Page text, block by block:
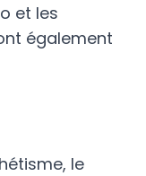
et les
également
le